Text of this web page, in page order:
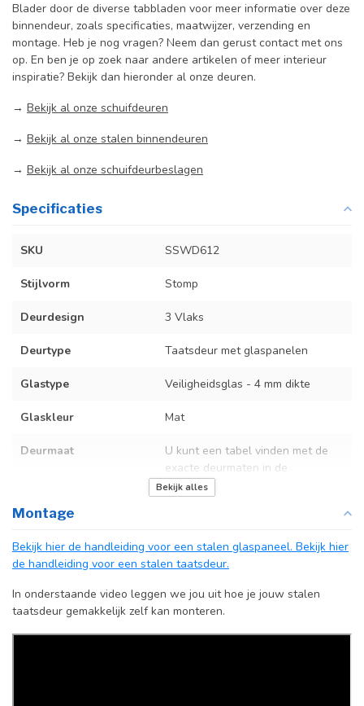
Blader door de diverse tabbladen voor meer informatie over deze
binnendeur, zoals specificaties, maatwijzer, verzending en
montage. Heb je nog vragen? Neem dan gerust contact met ons
op. En ben je op zoek naar andere artikelen of meer interieur
inspiratie? Bekijk dan hieronder al onze deuren.
→ Bekijk al onze schuifdeuren
→ Bekijk al onze stalen binnendeuren
→ Bekijk al onze schuifdeurbeslagen
Specificaties
SKU SSWD612
Stijlvorm Stomp
Deurdesign 3 Vlaks
Deurtype Taatsdeur met glaspanelen
Glastype Veiligheidsglas - 4 mm dikte
Glaskleur Mat
Deurmaat
U kunt een tabel vinden met de
exacte deurmaten in de
producttekst boven dit
specificatievak.
Incl. deurgreep
Afdekkap
vloerscharnier
(uitsluitend
Incl. zwart kapje
Bekijk alles
Montage
Bekijk hier de handleiding voor een stalen glaspaneel. Bekijk hier
de handleiding voor een stalen taatsdeur.
In onderstaande video leggen we jou uit hoe je jouw stalen
taatsdeur gemakkelijk zelf kan monteren.